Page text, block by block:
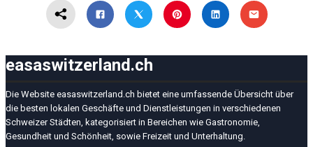
easaswitzerland.ch
Die Website easaswitzerland.ch bietet eine umfassende Übersicht über
die besten lokalen Geschäfte und Dienstleistungen in verschiedenen
Schweizer Städten, kategorisiert in Bereichen wie Gastronomie,
Gesundheit und Schönheit, sowie Freizeit und Unterhaltung.